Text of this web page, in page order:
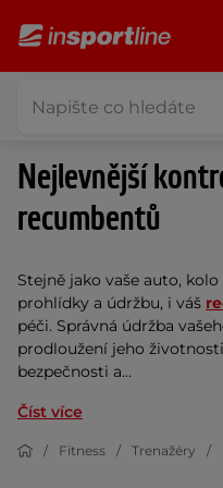
Nejlevnější
recumbentů
Stejně jako vaše auto,
prohlídky a údržbu, i váš
péči. Správná údržba
prodloužení jeho
bezpečnosti a...
Číst více
Fitness Trenažéry